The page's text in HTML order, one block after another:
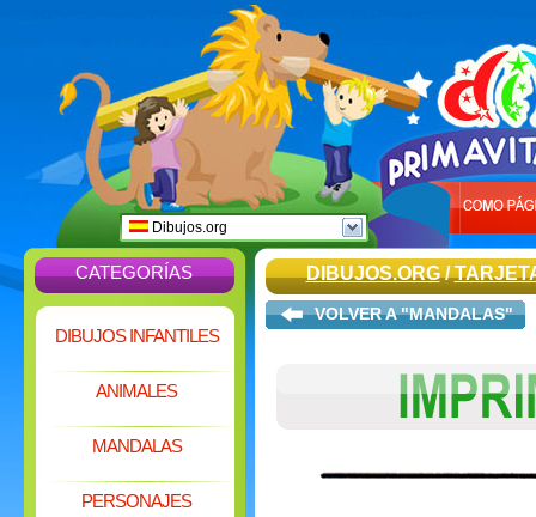
Dibujos.org
CATEGORÍAS
DIBUJOS INFANTILES
ANIMALES
MANDALAS
PERSONAJES
DIBUJOS.ORG/
VOLVER A "MANDALAS"